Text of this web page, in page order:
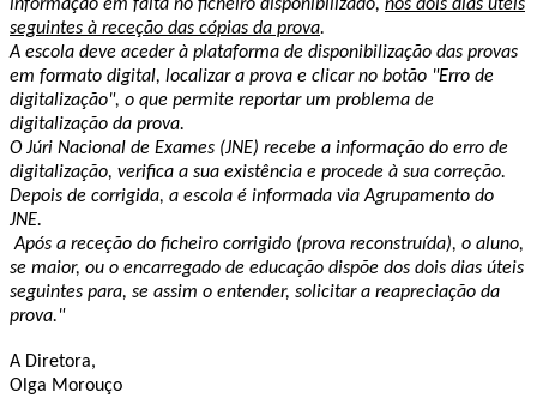
informação em falta no ficheiro disponibilizado, nos dois dias úteis
seguintes à receção das cópias da prova.
A escola deve aceder à plataforma de disponibilização das provas
em formato digital, localizar a prova e clicar no botão "Erro de
digitalização", o que permite reportar um problema de
digitalização da prova.
O Júri Nacional de Exames (JNE) recebe a informação do erro de
digitalização, verifica a sua existência e procede à sua correção.
Depois de corrigida, a escola é informada via Agrupamento do
JNE.
Após a receção do ficheiro corrigido (prova reconstruída), o aluno,
se maior, ou o encarregado de educação dispõe dos dois dias úteis
seguintes para, se assim o entender, solicitar a reapreciação da
prova."
A Diretora,
Olga Morouço